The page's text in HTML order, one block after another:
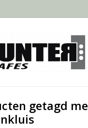
getagd